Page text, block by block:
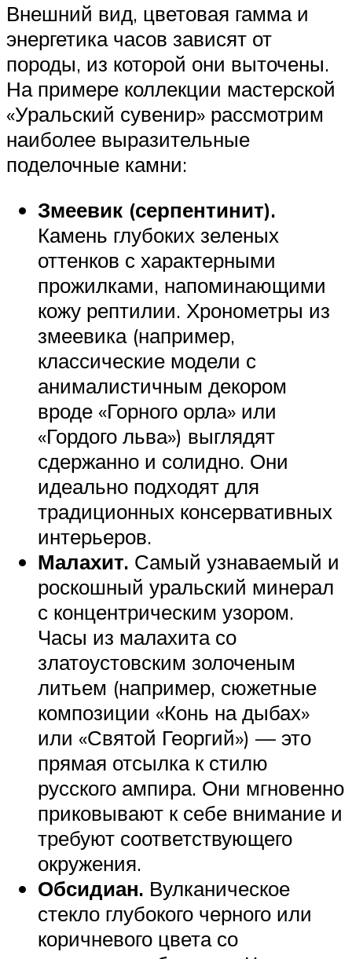
Внешний вид, цветовая гамма и
энергетика часов зависят от
породы, из которой они выточены.
На примере коллекции мастерской
«Уральский сувенир» рассмотрим
наиболее выразительные
поделочные камни:
Змеевик (серпентинит).
Камень глубоких зеленых
оттенков с характерными
прожилками, напоминающими
кожу рептилии. Хронометры из
змеевика (например,
классические модели с
анималистичным декором
вроде «Горного орла» или
«Гордого льва») выглядят
сдержанно и солидно. Они
идеально подходят для
традиционных консервативных
интерьеров.
Малахит. Самый узнаваемый и
роскошный уральский минерал
с концентрическим узором.
Часы из малахита со
златоустовским золоченым
литьем (например, сюжетные
композиции «Конь на дыбах»
или «Святой Георгий») — это
прямая отсылка к стилю
русского ампира. Они мгновенно
приковывают к себе внимание и
требуют соответствующего
окружения.
Обсидиан. Вулканическое
стекло глубокого черного или
коричневого цвета со